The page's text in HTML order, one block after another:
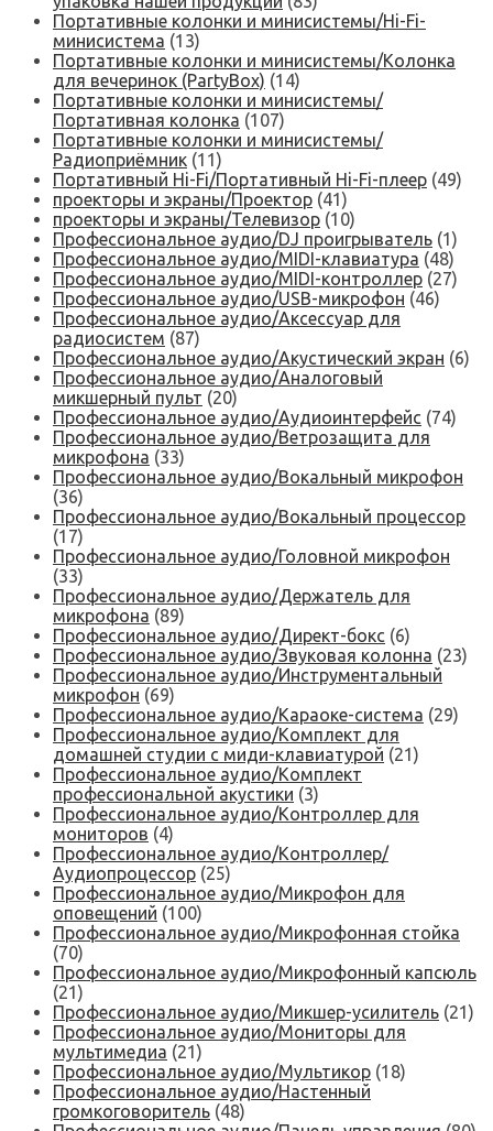
Портативные колонки и минисистемы/Hi-Fi-
минисистема (13)
Портативные колонки и минисистемы/Колонка
для вечеринок (PartyBox) (14)
Портативные колонки и минисистемы/
Портативная колонка (107)
Портативные колонки и минисистемы/
Радиоприёмник (11)
Портативный Hi-Fi/Портативный Hi-Fi-плеер (49)
проекторы и экраны/Проектор (41)
проекторы и экраны/Телевизор (10)
Профессиональное аудио/DJ проигрыватель (1)
Профессиональное аудио/MIDI-клавиатура (48)
Профессиональное аудио/MIDI-контроллер (27)
Профессиональное аудио/USB-микрофон (46)
Профессиональное аудио/Аксессуар для
радиосистем (87)
Профессиональное аудио/Акустический экран (6)
Профессиональное аудио/Аналоговый
микшерный пульт (20)
Профессиональное аудио/Аудиоинтерфейс (74)
Профессиональное аудио/Ветрозащита для
микрофона (33)
Профессиональное аудио/Вокальный микрофон
(36)
Профессиональное аудио/Вокальный процессор
(17)
Профессиональное аудио/Головной микрофон
(33)
Профессиональное аудио/Держатель для
микрофона (89)
Профессиональное аудио/Директ-бокс (6)
Профессиональное аудио/Звуковая колонна (23)
Профессиональное аудио/Инструментальный
микрофон (69)
Профессиональное аудио/Караоке-система (29)
Профессиональное аудио/Комплект для
домашней студии с миди-клавиатурой (21)
Профессиональное аудио/Комплект
профессиональной акустики (3)
Профессиональное аудио/Контроллер для
мониторов (4)
Профессиональное аудио/Контроллер/
Аудиопроцессор (25)
Профессиональное аудио/Микрофон для
оповещений (100)
Профессиональное аудио/Микрофонная стойка
(70)
Профессиональное аудио/Микрофонный капсюль
(21)
Профессиональное аудио/Микшер-усилитель (21)
Профессиональное аудио/Мониторы для
мультимедиа (21)
Профессиональное аудио/Мультикор (18)
Профессиональное аудио/Настенный
громкоговоритель (48)